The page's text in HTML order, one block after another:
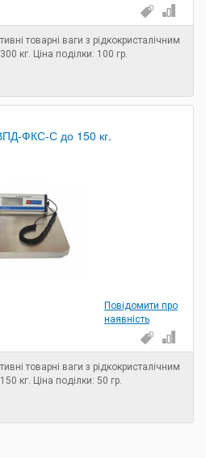
товарні ваги з рідкокристалічним
кг. Ціна поділки: 100 гр.
ФКС-С до 150 кг.
Повідомити про
наявність
товарні ваги з рідкокристалічним
кг. Ціна поділки: 50 гр.